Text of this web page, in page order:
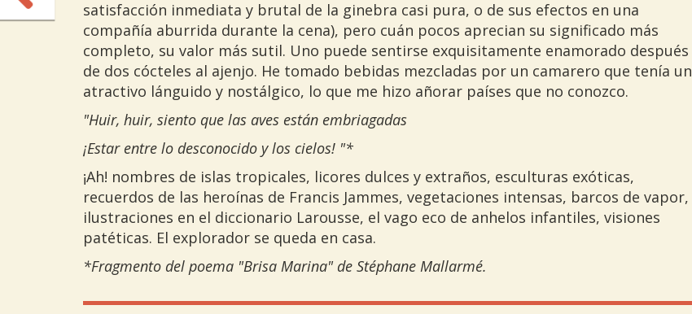
satisfacción inmediata y brutal de la ginebra casi pura, o de sus efectos en una
compañía aburrida durante la cena), pero cuán pocos aprecian su significado más
completo, su valor más sutil. Uno puede sentirse exquisitamente enamorado después
de dos cócteles al ajenjo. He tomado bebidas mezcladas por un camarero que tenía un
atractivo lánguido y nostálgico, lo que me hizo añorar países que no conozco.
"Huir, huir, siento que las aves están embriagadas
¡Estar entre lo desconocido y los cielos! "*
¡Ah! nombres de islas tropicales, licores dulces y extraños, esculturas exóticas,
recuerdos de las heroínas de Francis Jammes, vegetaciones intensas, barcos de vapor,
ilustraciones en el diccionario Larousse, el vago eco de anhelos infantiles, visiones
patéticas. El explorador se queda en casa.
*Fragmento del poema "Brisa Marina" de Stéphane Mallarmé.